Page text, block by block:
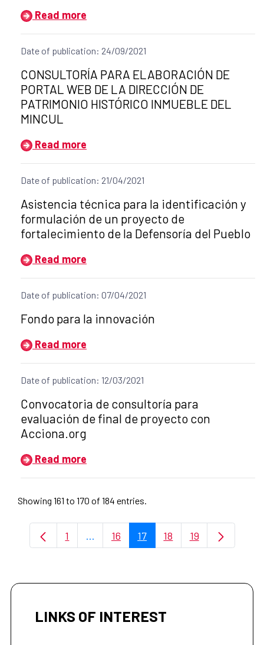
Read more
Date of publication: 24/09/2021
Title of the announcement:
CONSULTORÍA PARA ELABORACIÓN DE
PORTAL WEB DE LA DIRECCIÓN DE
PATRIMONIO HISTÓRICO INMUEBLE DEL
MINCUL
Read more
Date of publication: 21/04/2021
Title of the announcement:
Asistencia técnica para la identificación y
formulación de un proyecto de
fortalecimiento de la Defensoría del Pueblo
Read more
Date of publication: 07/04/2021
Title of the announcement:
Fondo para la innovación
Read more
Date of publication: 12/03/2021
Title of the announcement:
Convocatoria de consultoría para
evaluación de final de proyecto con
Acciona.org
Read more
Showing 161 to 170 of 184 entries.
Page
1 ...Intermediate Pages Use TAB to
Page
16 Page
17 Page
18 Page
19
LINKS OF INTEREST